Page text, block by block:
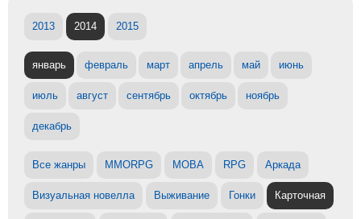
2013 2014 2015
январь февраль март апрель май июнь
июль август сентябрь октябрь ноябрь
декабрь
Все жанры MMORPG MOBA RPG Аркада
Визуальная новелла Выживание Гонки Карточная